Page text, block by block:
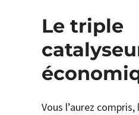
Le triple
Vous l’aurez